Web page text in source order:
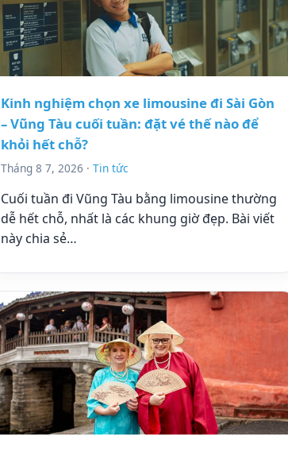
Kinh nghiệm chọn xe limousine đi Sài Gòn
– Vũng Tàu cuối tuần: đặt vé thế nào để
khỏi hết chỗ?
Tháng 8 7, 2026 ·Tin tức
Cuối tuần đi Vũng Tàu bằng limousine thường
dễ hết chỗ, nhất là các khung giờ đẹp. Bài viết
này chia sẻ…